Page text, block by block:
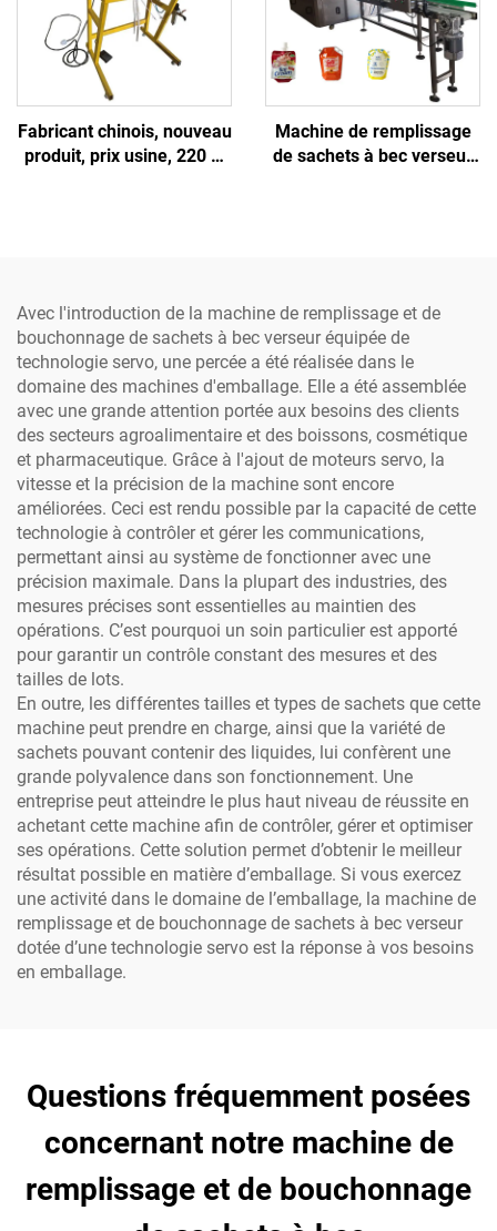
produits chimiques et
plastiques
Fabricant chinois, nouveau
produit, prix usine, 220 V,
boissons et produits
chimiques
Machine de remplissage
de sachets à bec verseur
Avec l'introduction de la machine de remplissage et de
bouchonnage de sachets à bec verseur équipée de
technologie servo, une percée a été réalisée dans le
domaine des machines d'emballage. Elle a été assemblée
avec une grande attention portée aux besoins des clients
des secteurs agroalimentaire et des boissons, cosmétique
et pharmaceutique. Grâce à l'ajout de moteurs servo, la
vitesse et la précision de la machine sont encore
améliorées. Ceci est rendu possible par la capacité de cette
technologie à contrôler et gérer les communications,
permettant ainsi au système de fonctionner avec une
précision maximale. Dans la plupart des industries, des
mesures précises sont essentielles au maintien des
opérations. C’est pourquoi un soin particulier est apporté
pour garantir un contrôle constant des mesures et des
tailles de lots.
En outre, les différentes tailles et types de sachets que cette
machine peut prendre en charge, ainsi que la variété de
sachets pouvant contenir des liquides, lui confèrent une
grande polyvalence dans son fonctionnement. Une
entreprise peut atteindre le plus haut niveau de réussite en
achetant cette machine afin de contrôler, gérer et optimiser
ses opérations. Cette solution permet d’obtenir le meilleur
résultat possible en matière d’emballage. Si vous exercez
une activité dans le domaine de l’emballage, la machine de
remplissage et de bouchonnage de sachets à bec verseur
dotée d’une technologie servo est la réponse à vos besoins
en emballage.
Questions fréquemment posées
concernant notre machine de
remplissage et de bouchonnage